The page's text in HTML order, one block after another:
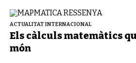
ACTUALITAT INTERNACIONAL
Els càlculs matemàtics
món